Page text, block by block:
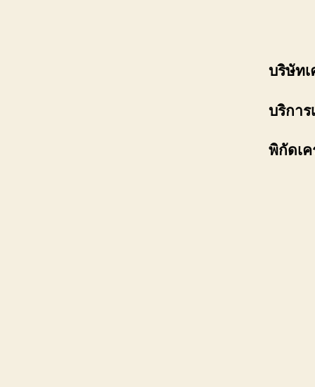
บริษัท
บริการ
พิกัดเ